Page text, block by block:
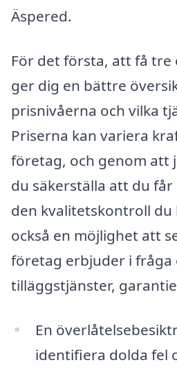
Äspered.
För det första, att få
ger dig en bättre
prisnivåerna och vilka
Priserna kan variera
företag, och genom att
du säkerställa att du
den kvalitetskontroll du
också en möjlighet att
företag erbjuder i fråga
tilläggstjänster,
En
identifiera dolda fel